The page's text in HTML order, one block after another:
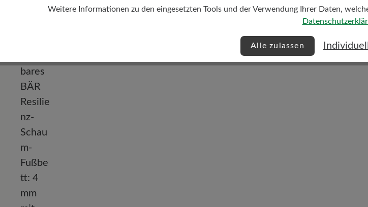
Weitere Informationen zu den eingesetzten Tools und der Verwendung Ihrer Daten,
Alle zulassen